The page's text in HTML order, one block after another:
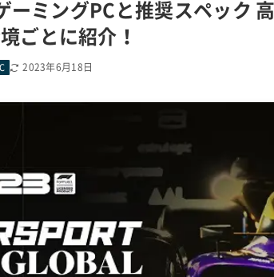
ーミングPCと推奨スペック
ごとに紹介！
2023年6月18日